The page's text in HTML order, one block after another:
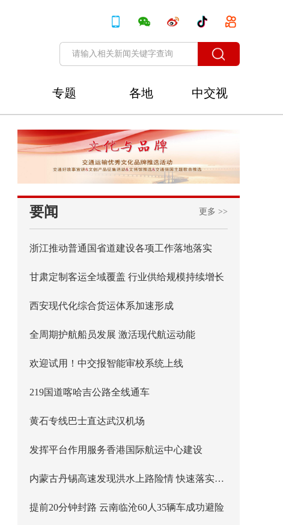
专题 各地
中交视
讯
要闻 更多 >>
浙江推动普通国省道建设各项工作落地落实
甘肃定制客运全域覆盖 行业供给规模持续增长
西安现代化综合货运体系加速形成
全周期护航船员发展 激活现代航运动能
欢迎试用！中交报智能审校系统上线
219国道喀哈吉公路全线通车
黄石专线巴士直达武汉机场
发挥平台作用服务香港国际航运中心建设
内蒙古丹锡高速发现洪水上路险情 快速落实主线封闭管控
提前20分钟封路 云南临沧60人35辆车成功避险